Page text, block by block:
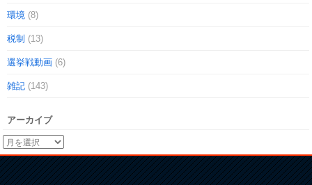
環境 (8)
税制 (13)
選挙戦動画 (6)
雑記 (143)
アーカイブ